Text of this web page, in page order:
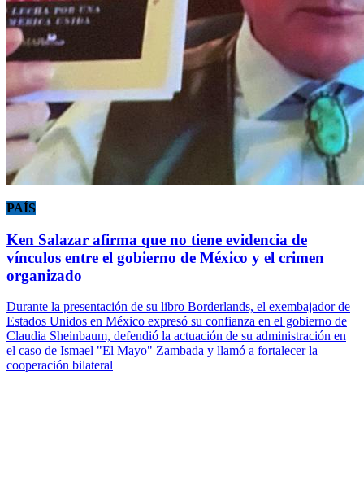
PAÍS
Ken Salazar afirma que no tiene evidencia de
vínculos entre el gobierno de México y el crimen
organizado
Durante la presentación de su libro Borderlands, el exembajador de
Estados Unidos en México expresó su confianza en el gobierno de
Claudia Sheinbaum, defendió la actuación de su administración en
el caso de Ismael "El Mayo" Zambada y llamó a fortalecer la
cooperación bilateral